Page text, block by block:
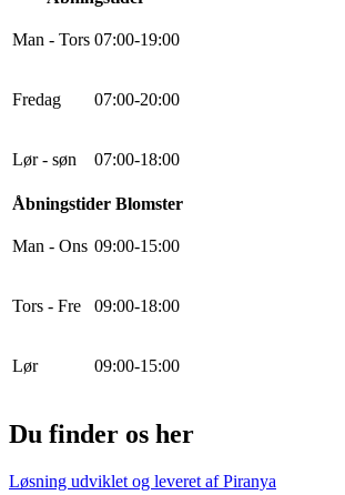
Man - Tors 07:00-19:00
Fredag 07:00-20:00
Lør - søn 07:00-18:00
Åbningstider Blomster
Man - Ons 09:00-15:00
Tors - Fre 09:00-18:00
Lør 09:00-15:00
Du finder os her
Løsning udviklet og leveret afPiranya